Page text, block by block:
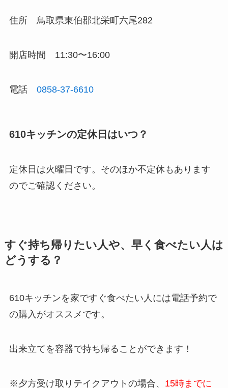
住所 鳥取県東伯郡北栄町六尾282
開店時間 11:30〜16:00
電話 0858-37-6610
610キッチンの定休日はいつ？
定休日は火曜日です。そのほか不定休もあります
のでご確認ください。
すぐ持ち帰りたい人や、早く食べたい人は
どうする？
610キッチンを家ですぐ食べたい人には電話予約で
の購入がオススメです。
出来立てを容器で持ち帰ることができます！
※夕方受け取りテイクアウトの場合、 15時までに